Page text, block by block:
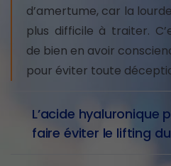
d’amertume, car la
plus difficile à traiter.
de bien en avoir
pour éviter toute
L’acide hyaluronique
faire éviter le lifting